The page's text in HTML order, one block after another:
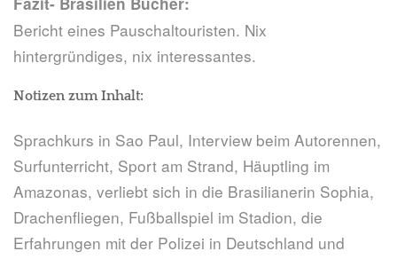
Bericht eines Pauschaltouristen. Nix
hintergründiges, nix interessantes.
Notizen zum Inhalt:
Sprachkurs in Sao Paul, Interview beim Autorennen,
Surfunterricht, Sport am Strand, Häuptling im
Amazonas, verliebt sich in die Brasilianerin Sophia,
Drachenfliegen, Fußballspiel im Stadion, die
Erfahrungen mit der Polizei in Deutschland und